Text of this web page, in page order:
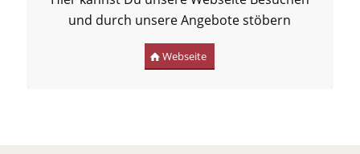
und durch unsere Angebote stöbern
Webseite